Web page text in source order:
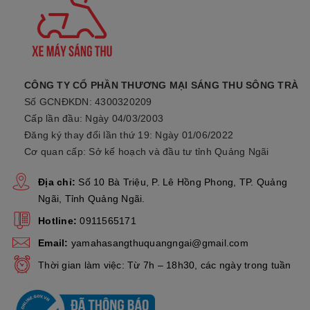
Kiểu hệ thống truyền lực
2. Thông Tin Chi TiếtXe Janus
Chuẩn Mẫu Mới.
a. Ốp Trước
Xe Janus Hoàn Toàn Mới:
Yamaha 3D làm bật lên chữ “I” (Tôi) trong đặc trưng thiết kế “I
(Tôi) & U (Bạn)” của Janus, đồng thời gợi lên liên tưởng đến
hình ảnh chiếc dây chuyền lấp lánh trên cổ của cô gái trẻ. Thiết
Gen Z trong chiếc áo choàng thời thượng.
CÔNG TY CỔ PHẦN THƯƠNG MẠI SÁNG THU SÔNG TRÀ
Số GCNĐKDN: 4300320209
Cấp lần đầu: Ngày 04/03/2003
Đăng ký thay đổi lần thứ 19: Ngày 01/06/2022
Cơ quan cấp: Sở kế hoạch và đầu tư tỉnh Quảng Ngãi
Địa chỉ: Số 10 Bà Triệu, P. Lê Hồng Phong, TP. Quảng
Ngãi, Tỉnh Quảng Ngãi.
Hotline: 0911565171
Email: yamahasangthuquangngai@gmail.com
Thời gian làm việc: Từ 7h – 18h30, các ngày trong tuần